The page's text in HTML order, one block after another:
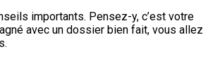
importants. Pensez-y, c’est votre
avec un dossier bien fait, vous allez